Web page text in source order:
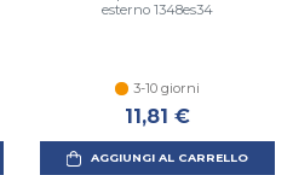
esterno 1348es34
3-10 giorni
11,81 €
AGGIUNGI AL CARRELLO